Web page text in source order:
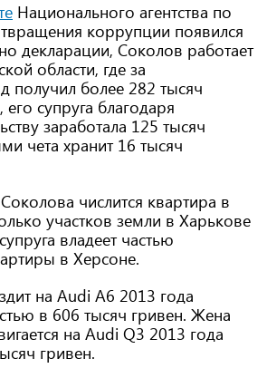
Национального агентства по
коррупции появился
декларации, Соколов работает
области, где за
получил более 282 тысяч
супруга благодаря
заработала 125 тысяч
чета хранит 16 тысяч
числится квартира в
участков земли в Харькове
владеет частью
в Херсоне.
на Audi А6 2013 года
в 606 тысяч гривен. Жена
на Audi Q3 2013 года
гривен.